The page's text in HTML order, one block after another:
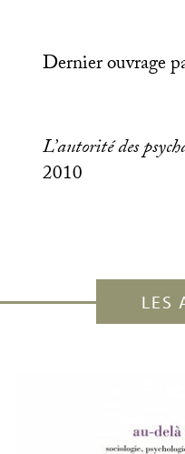
Dernier ouvrage
L’autorité des
2010
LES